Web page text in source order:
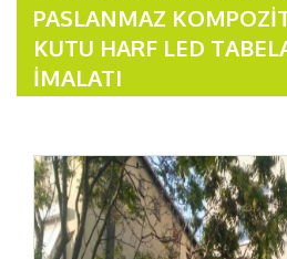
PASLANMAZ
KUTU HARF LED
İMALATI